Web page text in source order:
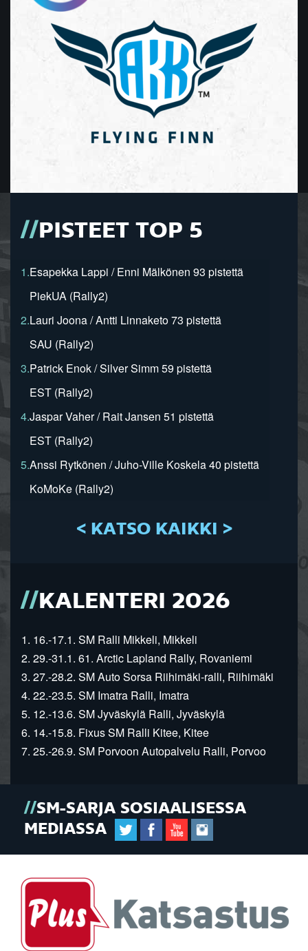
PISTEET TOP 5
1.Esapekka Lappi / Enni Mälkönen 93 pistettä
PiekUA (Rally2)
2.Lauri Joona / Antti Linnaketo 73 pistettä
SAU (Rally2)
3.Patrick Enok / Silver Simm 59 pistettä
EST (Rally2)
4.Jaspar Vaher / Rait Jansen 51 pistettä
EST (Rally2)
5.Anssi Rytkönen / Juho-Ville Koskela 40 pistettä
KoMoKe (Rally2)
< KATSO KAIKKI >
KALENTERI 2026
1. 16.-17.1. SM Ralli Mikkeli, Mikkeli
2. 29.-31.1. 61. Arctic Lapland Rally, Rovaniemi
3. 27.-28.2. SM Auto Sorsa Riihimäki-ralli, Riihimäki
4. 22.-23.5. SM Imatra Ralli, Imatra
5. 12.-13.6. SM Jyväskylä Ralli, Jyväskylä
6. 14.-15.8. Fixus SM Ralli Kitee, Kitee
7. 25.-26.9. SM Porvoon Autopalvelu Ralli, Porvoo
SM-SARJA SOSIAALISESSA
MEDIASSA